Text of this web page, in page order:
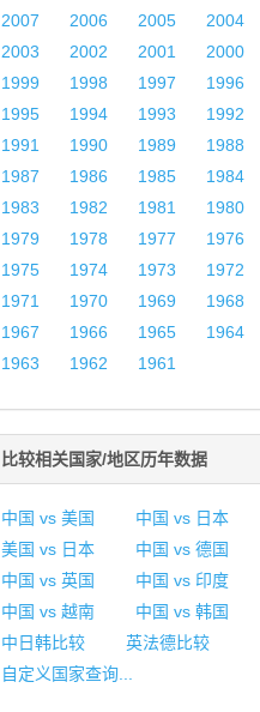
2007
2006 2005
2004
2003
2002 2001
2000
1999
1998 1997
1996
1995
1994 1993
1992
1991
1990 1989
1988
1987
1986 1985
1984
1983
1982 1981
1980
1979
1978 1977
1976
1975
1974 1973
1972
1971
1970 1969
1968
1967
1966 1965
1964
1963
1962 1961
比较相关国家/地区历年数据
中国 vs 美国
中国 vs 日本
美国 vs 日本
中国 vs 德国
中国 vs 英国
中国 vs 印度
中国 vs 越南
中国 vs 韩国
中日韩比较
英法德比较
自定义国家查询...